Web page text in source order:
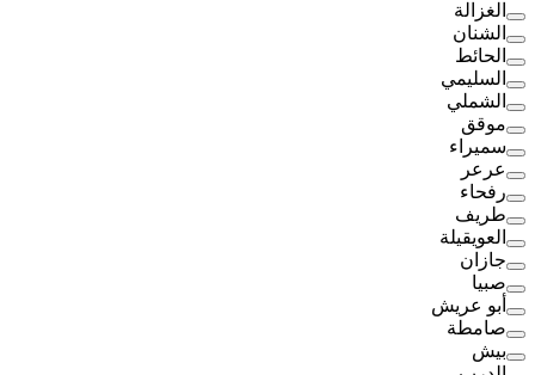
الغزالة
الشنان
الحائط
السليمي
الشملي
موقق
سميراء
عرعر
رفحاء
طريف
العويقيلة
جازان
صبيا
أبو عريش
صامطة
بيش